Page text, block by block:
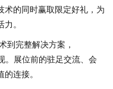
术的同时赢取限定好礼，为
。
到完整解决方案，
。展位前的驻足交流、会
连接。